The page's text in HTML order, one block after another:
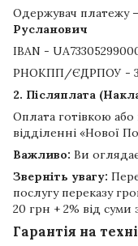
Одержувач платежу –
Русланович
IBAN -
РНОКПП/ЄДРПОУ -
2. Післяплата
Оплата готівкою
відділенні «Нової
Важливо: Ви
Зверніть увагу:
послугу переказу
20 грн + 2% від суми
Гарантія на